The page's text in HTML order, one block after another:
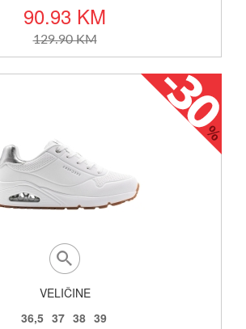
90.93 KM
129.90 KM
VELIČINE
36,5 37 38 39